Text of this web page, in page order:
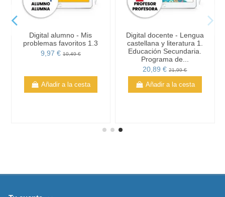
Digital alumno - Mis
problemas favoritos 1.3
9,97 € 10,49 €
Añadir a la cesta
Digital docente - Lengua
castellana y literatura 1.
Educación Secundaria.
Programa de...
20,89 €21,99 €
Añadir a la cesta